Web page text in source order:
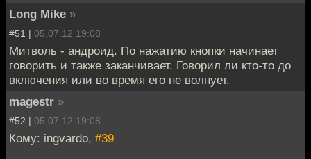
Long Mike »
#51 | 05.07.12 19:08
Митволь - андроид. По нажатию кнопки начинает
говорить и также заканчивает. Говорил ли кто-то до
включения или во время его не волнует.
magestr »
#52 | 05.07.12 19:08
Кому: ingvardo, #39